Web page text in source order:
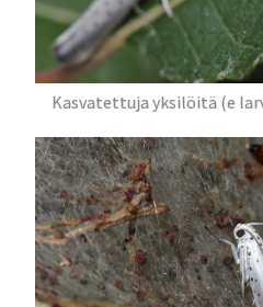
Kasvatettuja yksilöitä (e